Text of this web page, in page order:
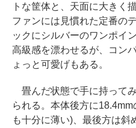
トな筐体と、天面に大きく
ファンには見慣れた定番の
ックにシルバーのワンポイ
高級感を漂わせるが、コン
ょっと可愛げもある。
畳んだ状態で手に持って
られる。本体後方に
も十分に薄い)、最後方は斜